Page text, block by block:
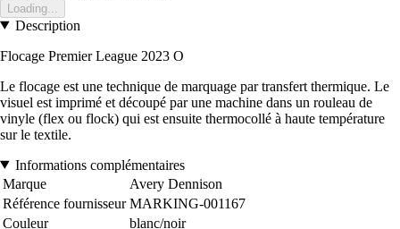
Loading...
Description
Flocage Premier League 2023 O
Le flocage est une technique de marquage par transfert thermique. Le
visuel est imprimé et découpé par une machine dans un rouleau de
vinyle (flex ou flock) qui est ensuite thermocollé à haute température
sur le textile.
Informations complémentaires
Marque
Avery Dennison
Référence fournisseur MARKING-001167
Couleur
blanc/noir